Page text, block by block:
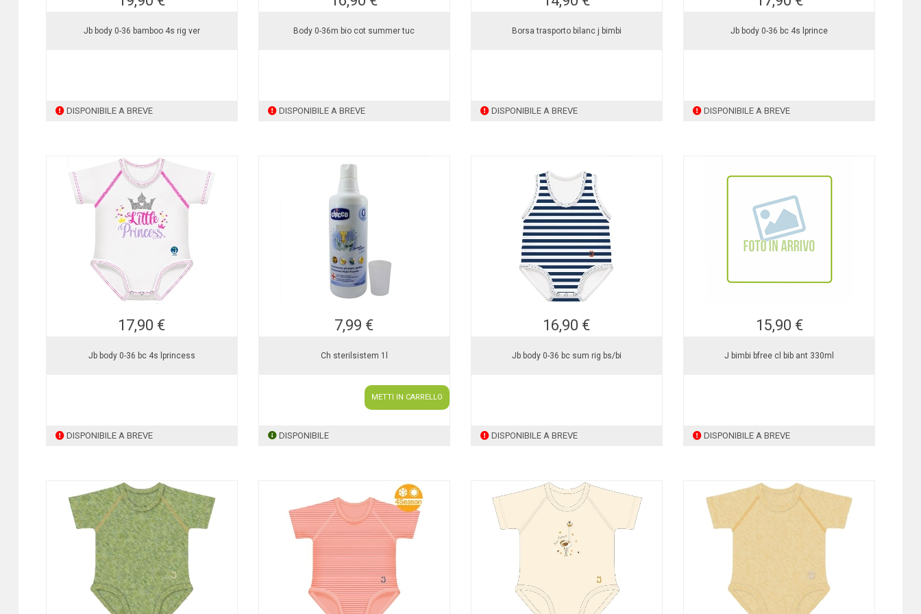
Jb body 0-36 bamboo 4s rig ver
DISPONIBILE A BREVE
Body 0-36m bio cot summer tuc
DISPONIBILE A BREVE
Borsa trasporto bilanc j bimbi
DISPONIBILE A BREVE
Jb body 0-36 bc 4s lprince
DISPONIBILE A BREVE
17,90 €
Jb body 0-36 bc 4s lprincess
DISPONIBILE A BREVE
7,99 €
Ch sterilsistem 1l
METTI IN CARRELLO
DISPONIBILE
16,90 €
Jb body 0-36 bc sum rig bs/bi
DISPONIBILE A BREVE
15,90 €
J bimbi bfree cl bib ant 330ml
DISPONIBILE A BREVE